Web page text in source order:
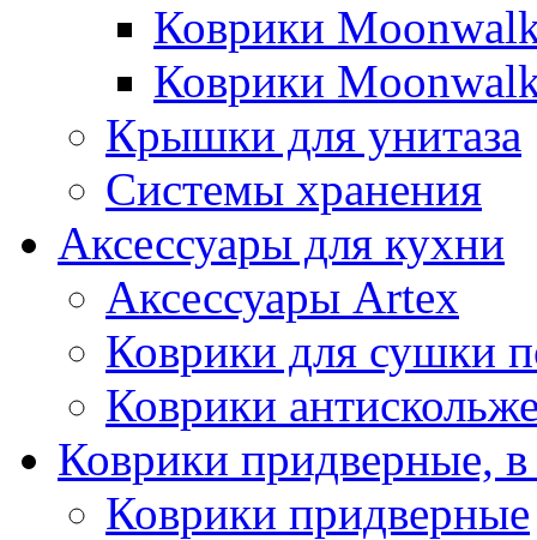
Коврики
Коврики
Крышки для унитаза
Системы хранения
Аксессуары для кухни
Аксессуары Artex
Коврики для сушки
Коврики
Коврики придверные,
Коврики придверные